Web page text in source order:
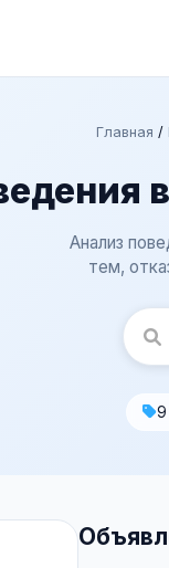
Главная /
Анализ
тем,
9